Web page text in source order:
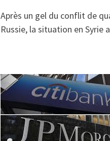
Après un gel du conflit de
Russie, la situation en